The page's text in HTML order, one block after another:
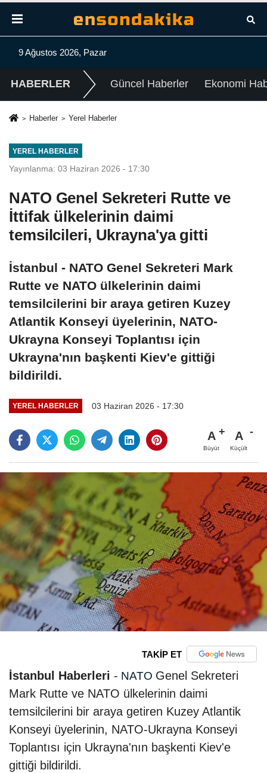
9 Ağustos 2026, Pazar
HABERLER Güncel Haberler Ekonomi
Haberler Yerel Haberler
YEREL HABERLER
Yayınlanma: 03 Haziran 2026 - 17:30
NATO Genel Sekreteri Rutte ve
İttifak ülkelerinin daimi
temsilcileri, Ukrayna'ya gitti
İstanbul - NATO Genel Sekreteri Mark
Rutte ve NATO ülkelerinin daimi
temsilcilerini bir araya getiren Kuzey
Atlantik Konseyi üyelerinin, NATO-
Ukrayna Konseyi Toplantısı için
Ukrayna'nın başkenti Kiev'e gittiği
bildirildi.
YEREL HABERLER 03 Haziran 2026 - 17:30
A
Büyüt
A
Küçült
TAKİP ET
İstanbul Haberleri - NATO Genel Sekreteri
Mark Rutte ve NATO ülkelerinin daimi
temsilcilerini bir araya getiren Kuzey Atlantik
Konseyi üyelerinin, NATO-Ukrayna Konseyi
Toplantısı için Ukrayna'nın başkenti Kiev'e
gittiği bildirildi.